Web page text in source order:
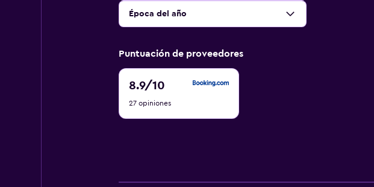
Época del año
Puntuación de proveedores
8.9/10
8.9
10
27 opiniones